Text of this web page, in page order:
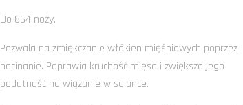
Do 864 noży.
Pozwala na zmiękczanie włókien mięśniowych poprzez
nacinanie. Poprawia kruchość mięsa i zwiększa jego
podatność na wiązanie w solance.